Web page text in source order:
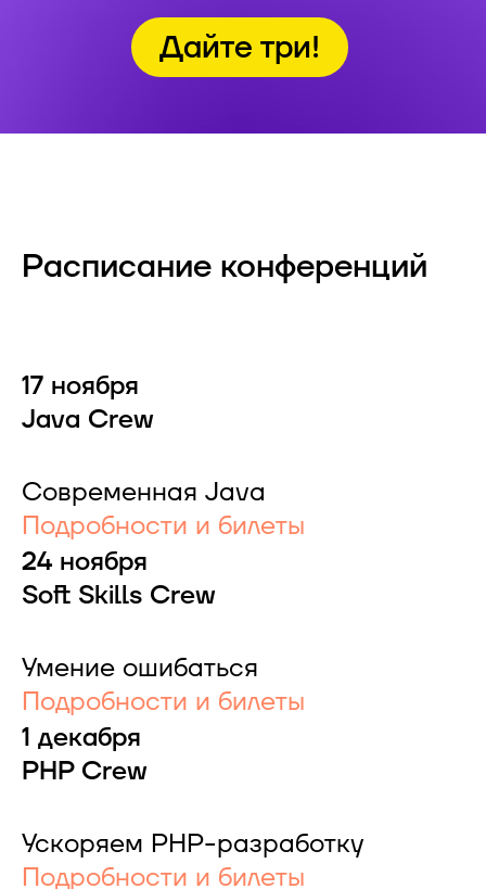
Дайте три!
Расписание конференций
17 ноября
Java Crew
Современная Java
Подробности и билеты
24 ноября
Soft Skills Crew
Умение ошибаться
Подробности и билеты
1 декабря
PHP Crew
Ускоряем PHP-разработку
Подробности и билеты